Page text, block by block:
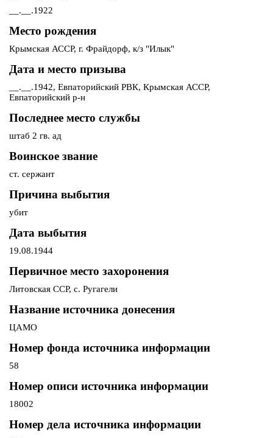
__.__.1922
Место рождения
Крымская АССР, г. Фрайдорф, к/з "Илык"
Дата и место призыва
__.__.1942, Евпаторийский РВК, Крымская АССР,
Евпаторийский р-н
Последнее место службы
штаб 2 гв. ад
Воинское звание
ст. сержант
Причина выбытия
убит
Дата выбытия
19.08.1944
Первичное место захоронения
Литовская ССР, с. Ругагели
Название источника донесения
ЦАМО
Номер фонда источника информации
58
Номер описи источника информации
18002
Номер дела источника информации